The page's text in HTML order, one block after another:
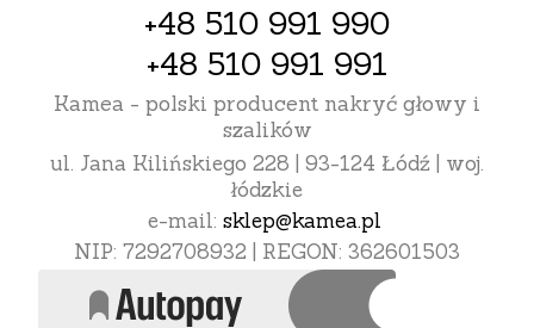
+48 510 991 990
+48 510 991 991
Kamea - polski producent nakryć głowy i
szalików
ul. Jana Kilińskiego 228 | 93-124 Łódź | woj.
łódzkie
e-mail: sklep@kamea.pl
NIP: 7292708932 | REGON: 362601503